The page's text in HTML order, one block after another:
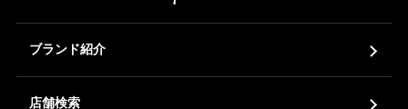
ブランド紹介
店舗検索